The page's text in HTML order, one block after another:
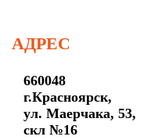
АДРЕС
660048
г.Красноярск,
ул. Маерчака, 53,
скл №16